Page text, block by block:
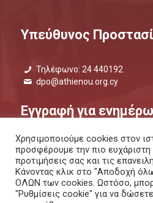
Υπεύθυνος
Τηλέφωνο: 24 440192
dpo@athienou.org.cy
Εγγραφή για
Μάθετε τι συμβαίνει και μείνετε
ΕΝΗΜΕΡΩΤΙΚΟ ΔΕΛΤΙΟ | ΜΕΣΩ
Χρησιμοποιούμε cookies στον
προσφέρουμε την πιο ευχάριστη
προτιμήσεις σας και τις
Κάνοντας κλικ στο "Αποδοχή
ΟΛΩΝ των cookies. Ωστόσο,
"Ρυθμίσεις cookie" για να